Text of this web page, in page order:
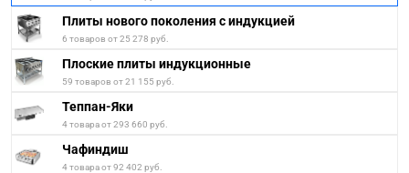
Плиты нового поколения с индукцией
6 товаров от 25 278 руб.
Плоские плиты индукционные
59 товаров от 21 155 руб.
Теппан-Яки
4 товара от 293 660 руб.
Чафиндиш
4 товара от 92 402 руб.